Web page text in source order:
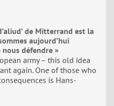
de Mitterrand est la
aujourd’hui
défendre »
army – this old idea
again. One of those who
is Hans-